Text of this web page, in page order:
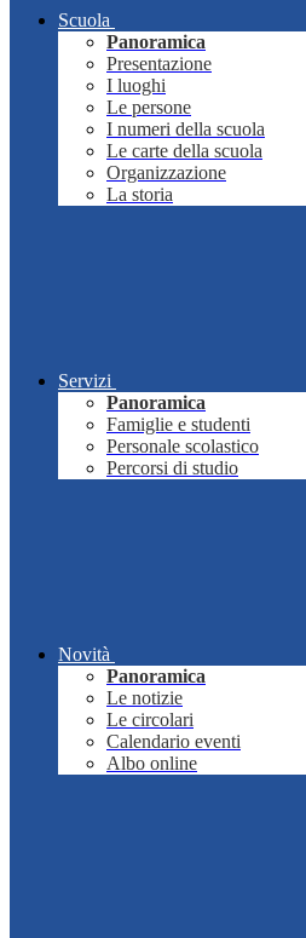
Scuola
Panoramica
Presentazione
I luoghi
Le persone
I numeri della scuola
Le carte della scuola
Organizzazione
La storia
Servizi
Panoramica
Famiglie e studenti
Personale scolastico
Percorsi di studio
Novità
Panoramica
Le notizie
Le circolari
Calendario eventi
Albo online